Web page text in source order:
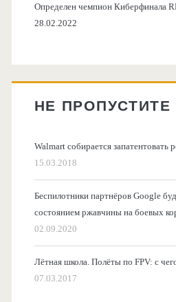
Определен чемпион Киберфинала
28.02.2022
НЕ ПРОПУСТИТЕ
Walmart собирается запатентовать
15.03.2018
Беспилотники партнёров Google
состоянием ржавчины на боевых
02.09.2020
Лётная школа. Полёты по FPV: с
07.03.2017